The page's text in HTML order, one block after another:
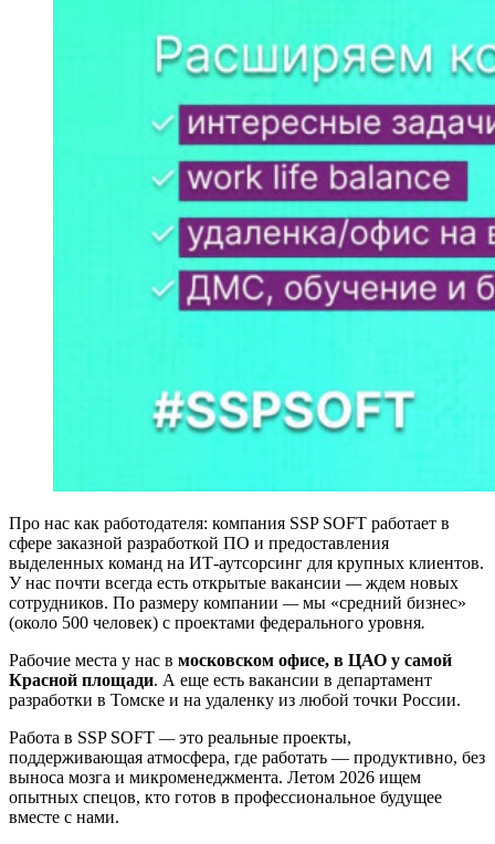
Про нас как работодателя: компания SSP SOFT работает в
сфере заказной разработкой ПО и предоставления
выделенных команд на ИТ-аутсорсинг для крупных клиентов.
У нас почти всегда есть открытые вакансии —ждем новых
сотрудников. По размеру компании —мы «средний бизнес»
(около 500 человек) с проектами федерального уровня.
Рабочие места у нас в московском офисе, в ЦАО у самой
Красной площади. А еще есть вакансии в департамент
разработки в Томске и на удаленку из любой точки России.
Работа в SSP SOFT —это реальные проекты,
поддерживающая атмосфера, где работать — продуктивно, без
выноса мозга и микроменеджмента. Летом 2026 ищем
опытных спецов, кто готов в профессиональное будущее
вместе с нами.